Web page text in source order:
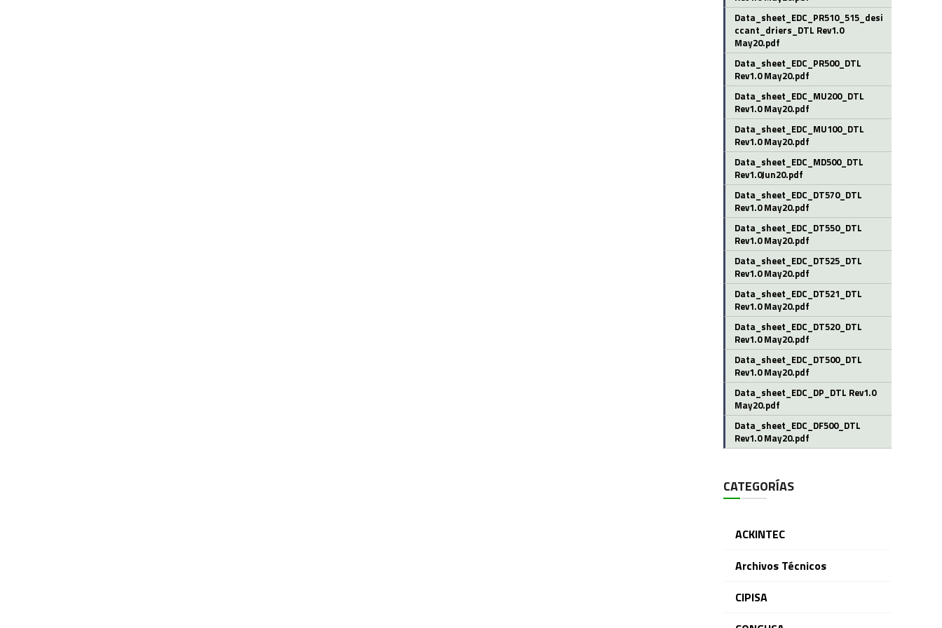
Data_sheet_EDC_PR510_515_desi
ccant_driers_DTL Rev1.0
May20.pdf
Data_sheet_EDC_PR500_DTL
Rev1.0 May20.pdf
Data_sheet_EDC_MU200_DTL
Rev1.0 May20.pdf
Data_sheet_EDC_MU100_DTL
Rev1.0 May20.pdf
Data_sheet_EDC_MD500_DTL
Rev1.0Jun20.pdf
Data_sheet_EDC_DT570_DTL
Rev1.0 May20.pdf
Data_sheet_EDC_DT550_DTL
Rev1.0 May20.pdf
Data_sheet_EDC_DT525_DTL
Rev1.0 May20.pdf
Data_sheet_EDC_DT521_DTL
Rev1.0 May20.pdf
Data_sheet_EDC_DT520_DTL
Rev1.0 May20.pdf
Data_sheet_EDC_DT500_DTL
Rev1.0 May20.pdf
Data_sheet_EDC_DP_DTL Rev1.0
May20.pdf
Data_sheet_EDC_DF500_DTL
Rev1.0 May20.pdf
CATEGORÍAS
ACKINTEC
Archivos Técnicos
CIPISA